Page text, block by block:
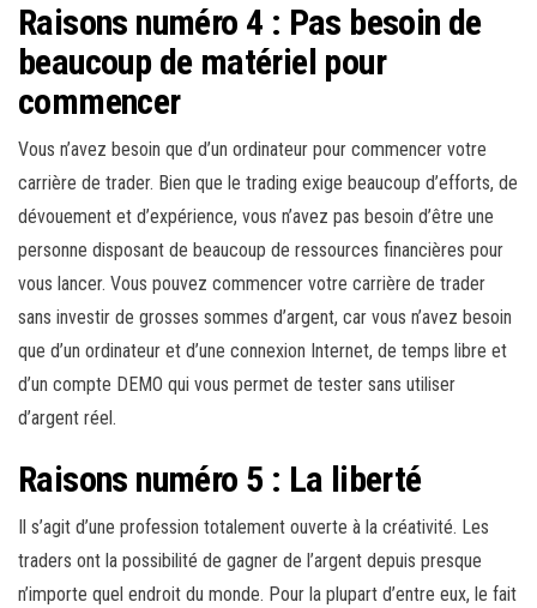
Raisons numéro 4 : Pas besoin de
beaucoup de matériel pour
commencer
Vous n’avez besoin que d’un ordinateur pour commencer votre
carrière de trader. Bien que le trading exige beaucoup d’efforts, de
dévouement et d’expérience, vous n’avez pas besoin d’être une
personne disposant de beaucoup de ressources financières pour
vous lancer. Vous pouvez commencer votre carrière de trader
sans investir de grosses sommes d’argent, car vous n’avez besoin
que d’un ordinateur et d’une connexion Internet, de temps libre et
d’un compte DEMO qui vous permet de tester sans utiliser
d’argent réel.
Raisons numéro 5 : La liberté
Il s’agit d’une profession totalement ouverte à la créativité. Les
traders ont la possibilité de gagner de l’argent depuis presque
n’importe quel endroit du monde. Pour la plupart d’entre eux, le fait